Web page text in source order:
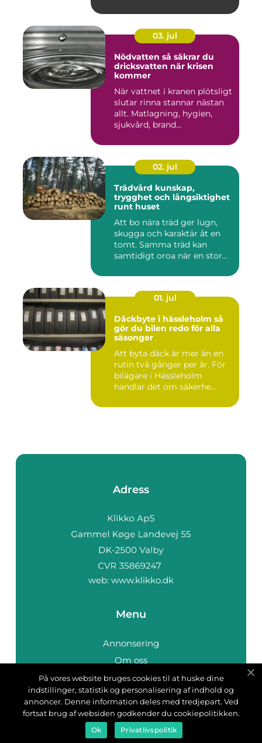
03. jul
Nödvatten så säkrar du
dricksvatten när krisen
kommer
När vattnet i kranen plötsligt
slutar rinna stannar nästan
allt. Matlagning, hygien,
sjukvård, brand...
02. jul
Trädvård kunskap,
trygghet och långsiktighet
runt huset
Att bo nära träd ger lugn,
skugga och karaktär åt en
tomt. Samma träd kan
samtidigt oroa när en stor...
01. jul
Däckbyte i hässleholm så
gör du bilen redo för alla
säsonger
Att byta däck är mer än en
rutin två gånger per år. För
bilägare i Hässleholm
handlar det om säkerhe...
Adress
web: www.klikko.dk
Menu
Annonsering
Om oss
Cookies
Kontakta oss
Sitemap
På vores website bruges cookies til at huske dine
indstillinger, statistik og personalisering af indhold og
annoncer. Denne information deles med tredjepart. Ved
fortsat brug af websiden godkender du cookiepolitikken.
Ok Privatlivspolitik